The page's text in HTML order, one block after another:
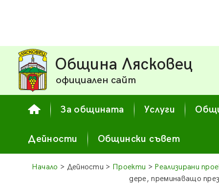
Община Лясковец
официален сайт
За общината Услуги
Дейности Общински съвет
Начало > Дейности > Проекти > Реализирани
дере, преминаващо